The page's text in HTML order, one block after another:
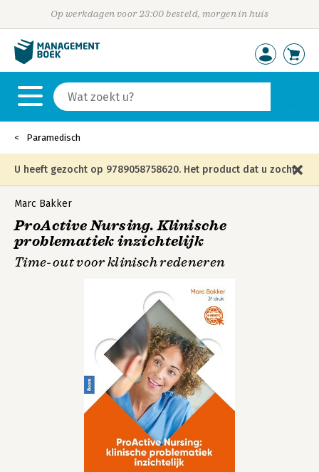
Op werkdagen voor 23:00 besteld, morgen in huis
Paramedisch
U heeft gezocht op 9789058758620. Het product dat u zocht
is niet meer in die editie leverbaar en is vervangen door de
onderstaande editie.
Marc Bakker
ProActive Nursing. Klinische
problematiek inzichtelijk
Time-out voor klinisch redeneren